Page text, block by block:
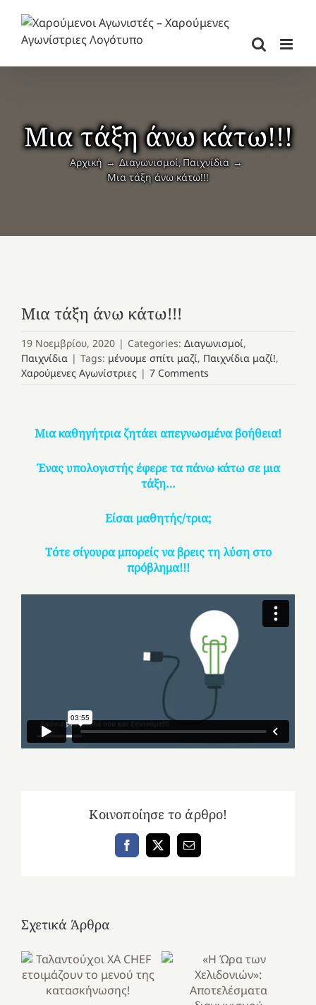
περιεχόμενο
Μια τάξη άνω κάτω!!!
Αρχική Διαγωνισμοί Παιχνίδια
Μια τάξη άνω κάτω!!!
Μια τάξη άνω κάτω!!!
19 Νοεμβρίου, 2020 | Categories: Διαγωνισμοί,
Παιχνίδια | Tags: μένουμε σπίτι μαζί, Παιχνίδια μαζί!,
Χαρούμενες Αγωνίστριες | 7 Comments
Μια καθηγήτρια ζητάει απεγνωσμένα βοήθεια!
Ένας υπολογιστής έφερε τα πάνω κάτω σε μια
τάξη…
Είσαι μαθητής/τρια;
Τότε σίγουρα μπορείς να βρεις τη λύση στο
πρόβλημα!!!
Κοινοποίησε το άρθρο!
Facebook
X Email
Σχετικά Άρθρα